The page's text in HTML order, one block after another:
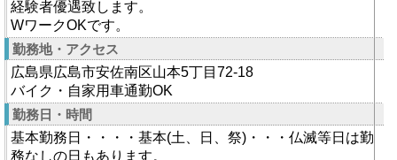
経験者優遇致します。
WワークOKです。
勤務地・アクセス
広島県広島市安佐南区山本5丁目72-18
バイク・自家用車通勤OK
勤務日・時間
基本勤務日・・・・基本(土、日、祭)・・・仏滅等日は勤
務なしの日もあります。